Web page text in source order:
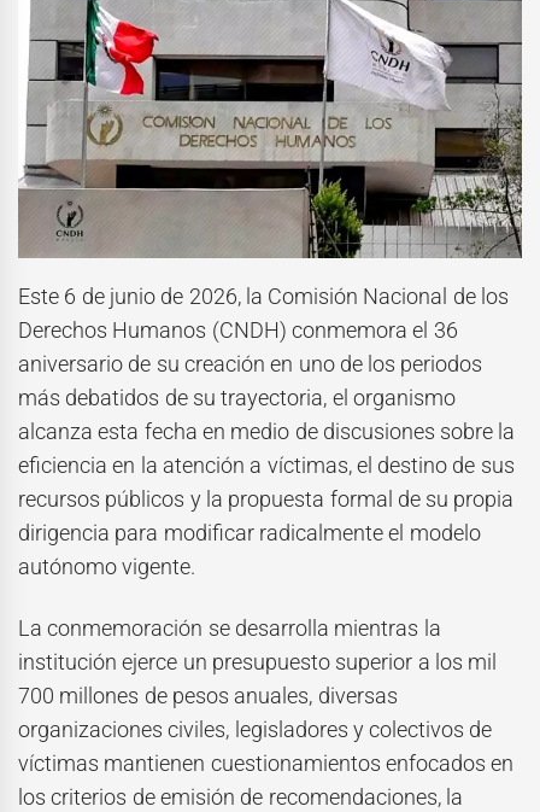
Este 6 de junio de 2026, la Comisión Nacional de los
Derechos Humanos (CNDH) conmemora el 36
aniversario de su creación en uno de los periodos
más debatidos de su trayectoria, el organismo
alcanza esta fecha en medio de discusiones sobre la
eficiencia en la atención a víctimas, el destino de sus
recursos públicos y la propuesta formal de su propia
dirigencia para modificar radicalmente el modelo
autónomo vigente.
La conmemoración se desarrolla mientras la
institución ejerce un presupuesto superior a los mil
700 millones de pesos anuales, diversas
organizaciones civiles, legisladores y colectivos de
víctimas mantienen cuestionamientos enfocados en
los criterios de emisión de recomendaciones, la